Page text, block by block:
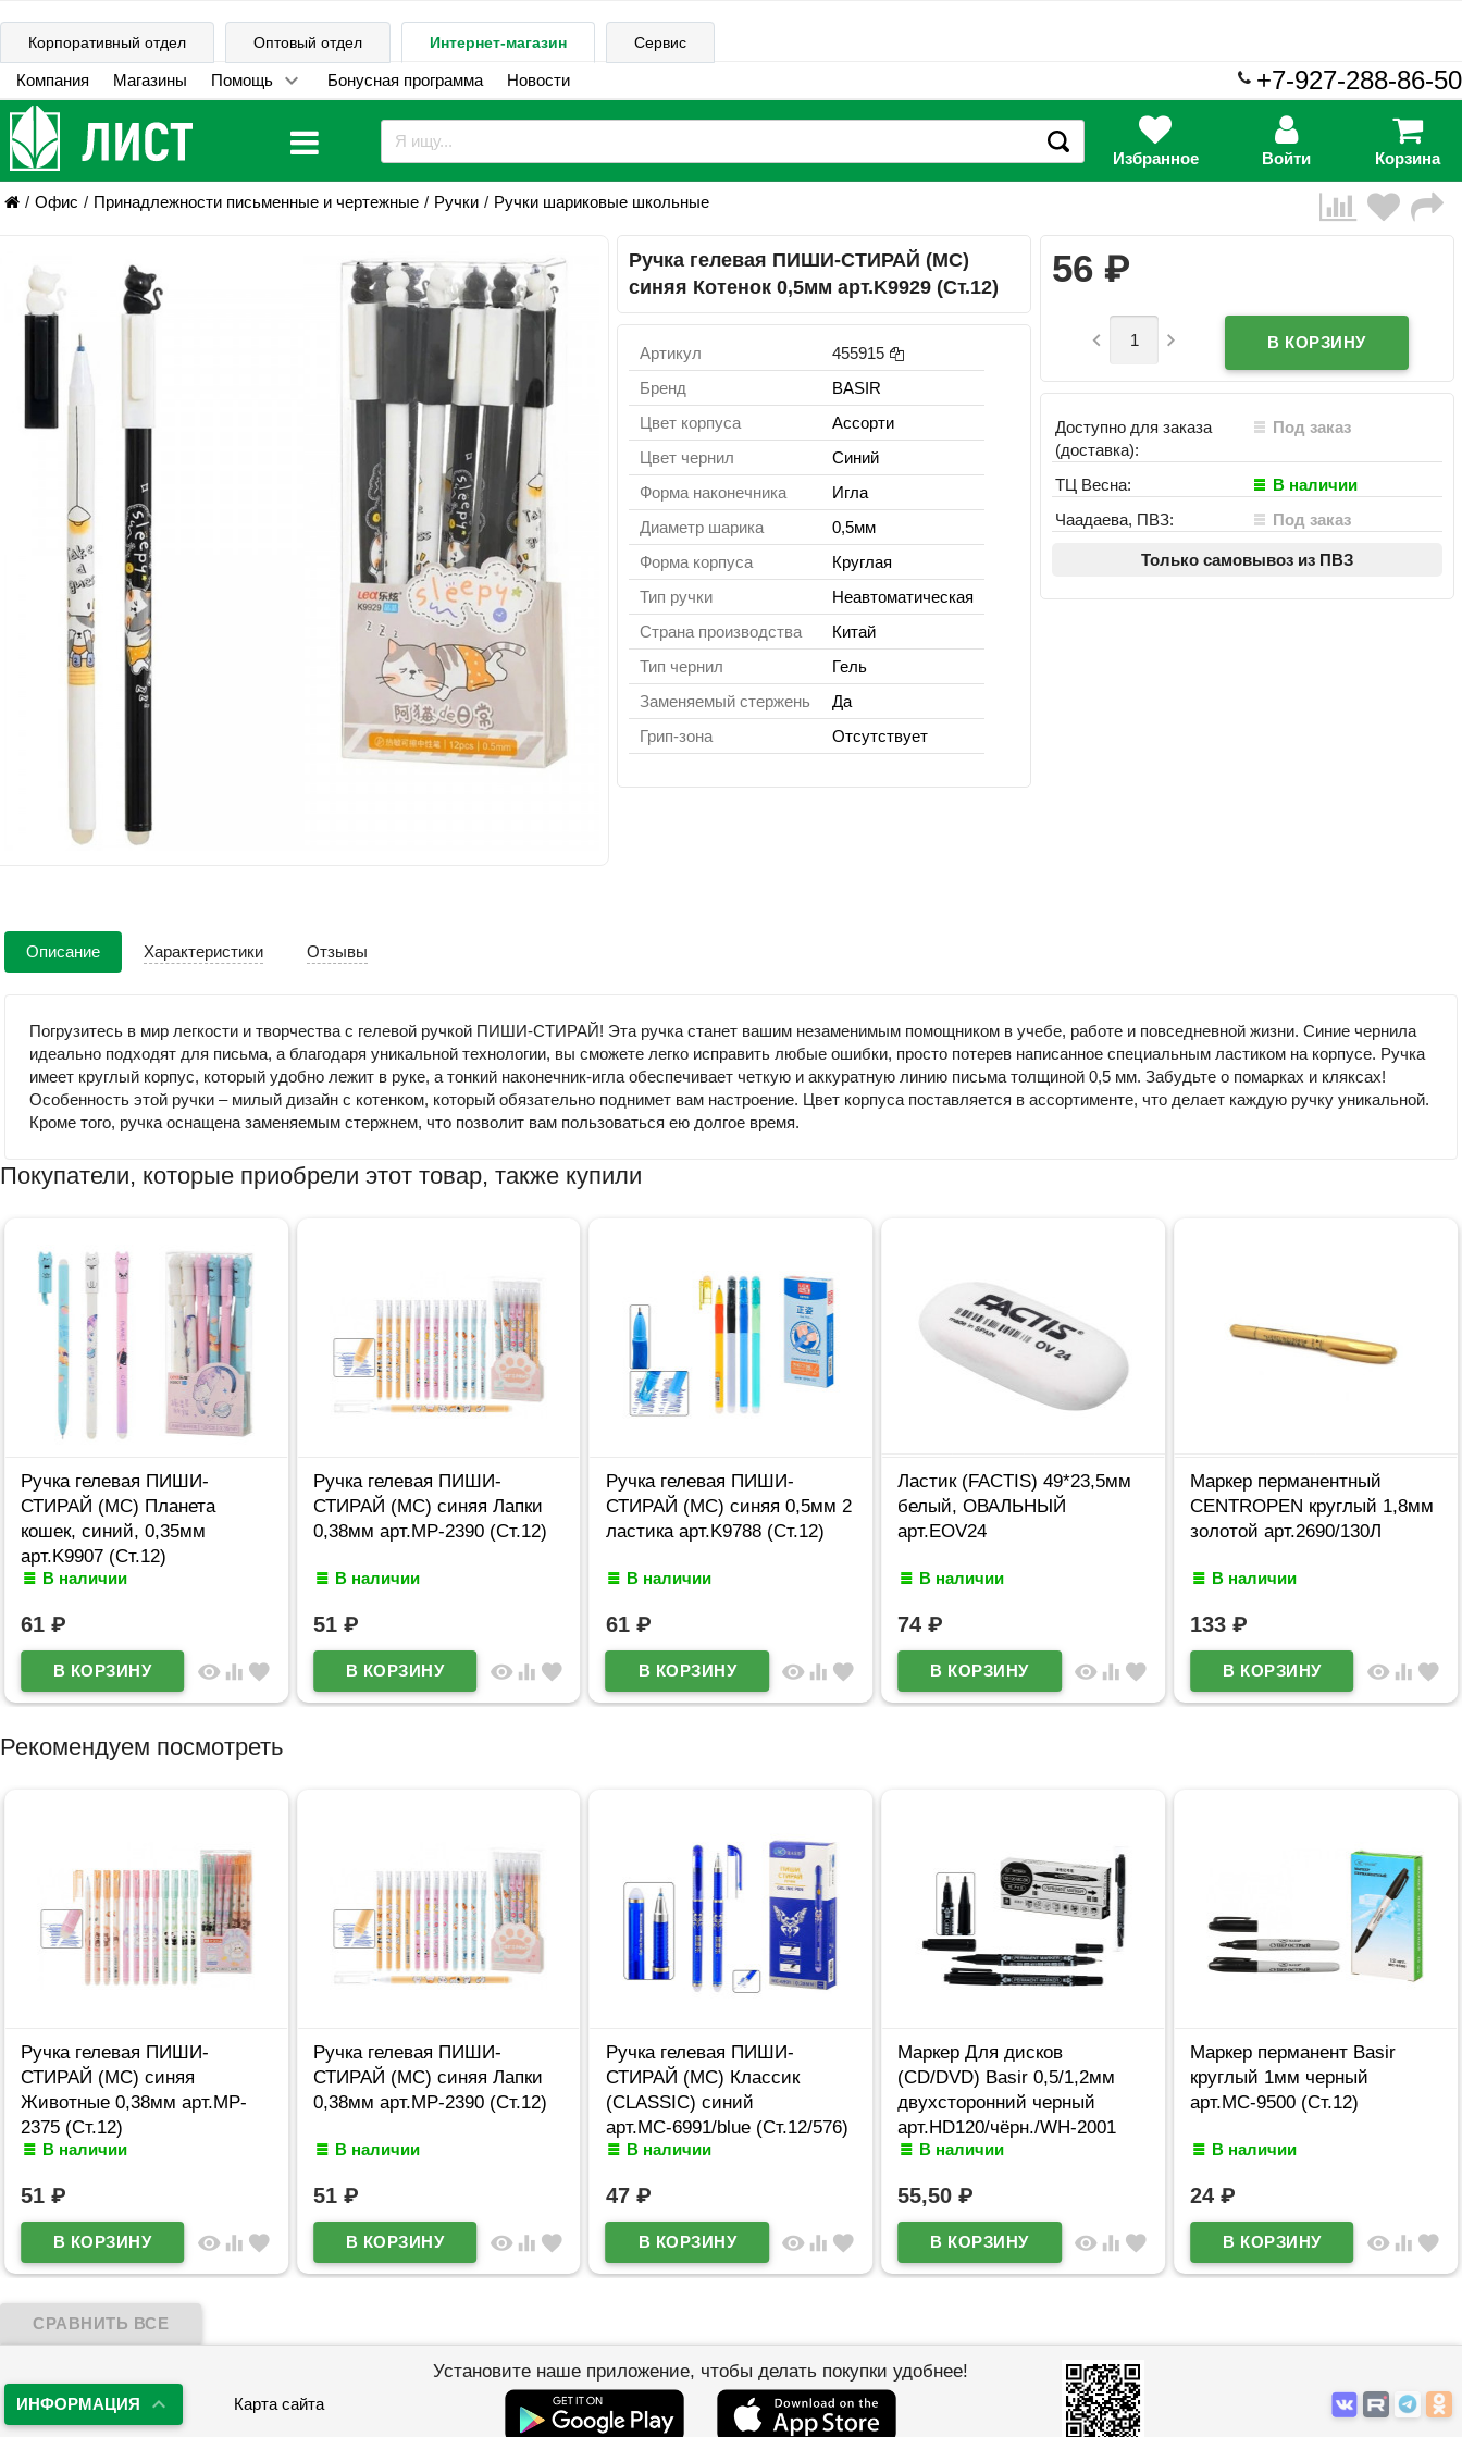
Корпоративный отдел Оптовый отдел Интернет-магазин Сервис
Компания Магазины Помощь Бонусная программа Новости +7-927-288-86-50
Избранное Войти Корзина
Офис Принадлежности письменные и чертежные Ручки Ручки шариковые школьные
Ручка гелевая ПИШИ-СТИРАЙ (МС)
синяя Котенок 0,5мм арт.K9929 (Ст.12)
Артикул
455915
Бренд
BASIR
Цвет корпуса
Ассорти
Цвет чернил
Синий
Форма наконечника
Игла
Диаметр шарика
0,5мм
Форма корпуса
Круглая
Тип ручки
Неавтоматическая
Страна производства
Китай
Тип чернил
Гель
Заменяемый стержень
Да
Грип-зона
Отсутствует
56 ₽
 
Доступно для заказа
(доставка):
Под заказ
ТЦ Весна:
В наличии
Чаадаева, ПВЗ:
Под заказ
Только самовывоз из ПВЗ
Описание Характеристики Отзывы
Погрузитесь в мир легкости и творчества с гелевой ручкой ПИШИ-СТИРАЙ! Эта ручка станет вашим незаменимым помощником в учебе, работе и повседневной жизни. Синие чернила
идеально подходят для письма, а благодаря уникальной технологии, вы сможете легко исправить любые ошибки, просто потерев написанное специальным ластиком на корпусе. Ручка
имеет круглый корпус, который удобно лежит в руке, а тонкий наконечник-игла обеспечивает четкую и аккуратную линию письма толщиной 0,5 мм. Забудьте о помарках и кляксах!
Особенность этой ручки – милый дизайн с котенком, который обязательно поднимет вам настроение. Цвет корпуса поставляется в ассортименте, что делает каждую ручку уникальной.
Кроме того, ручка оснащена заменяемым стержнем, что позволит вам пользоваться ею долгое время.
Покупатели, которые приобрели этот товар, также купили
Ручка гелевая ПИШИ-
СТИРАЙ (МС) Планета
кошек, синий, 0,35мм
арт.K9907 (Ст.12)
В наличии
61 ₽
visibility equalizer favorite
Ручка гелевая ПИШИ-
СТИРАЙ (МС) синяя Лапки
0,38мм арт.MP-2390 (Ст.12)
В наличии
51 ₽
visibility equalizer favorite
Ручка гелевая ПИШИ-
СТИРАЙ (МС) синяя 0,5мм 2
ластика арт.K9788 (Ст.12)
В наличии
61 ₽
visibility equalizer favorite
Ластик (FACTIS) 49*23,5мм
белый, ОВАЛЬНЫЙ
арт.ЕOV24
В наличии
74₽
visibility equalizer favorite
Маркер перманентный
CENTROPEN круглый 1,8мм
золотой арт.2690/130Л
В наличии
133₽
visibility equalizer favorite
Рекомендуем посмотреть
Ручка гелевая ПИШИ-
СТИРАЙ (МС) синяя
Животные 0,38мм арт.MP-
2375 (Ст.12)
В наличии
51 ₽
visibility equalizer favorite
Ручка гелевая ПИШИ-
СТИРАЙ (МС) синяя Лапки
0,38мм арт.MP-2390 (Ст.12)
В наличии
51 ₽
visibility equalizer favorite
Ручка гелевая ПИШИ-
СТИРАЙ (МС) Классик
(CLASSIC) синий
арт.МС-6991/blue (Ст.12/576)
В наличии
47 ₽
visibility equalizer favorite
Маркер Для дисков
(CD/DVD) Basir 0,5/1,2мм
двухсторонний черный
арт.HD120/чёрн./WH-2001
В наличии
55,50₽
visibility equalizer favorite
Маркер перманент Basir
круглый 1мм черный
арт.МС-9500 (Ст.12)
В наличии
24₽
visibility equalizer favorite
ИНФОРМАЦИЯ Карта сайта
Установите наше приложение, чтобы делать покупки удобнее!